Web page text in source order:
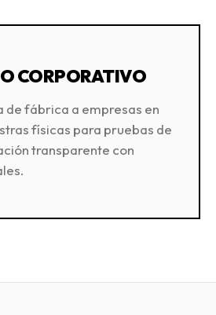
CORPORATIVO
de fábrica a empresas en
físicas para pruebas de
transparente con